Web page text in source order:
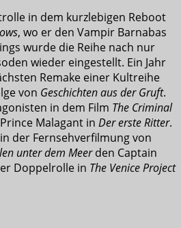
in dem kurzlebigen Reboot
, wo er den Vampir Barnabas
wurde die Reihe nach nur
wieder eingestellt. Ein Jahr
Remake einer Kultreihe
von Geschichten aus der Gruft.
in dem Film The Criminal
Malagant in Der erste Ritter.
der Fernsehverfilmung von
unter dem Meerden Captain
Doppelrolle in The Venice Project